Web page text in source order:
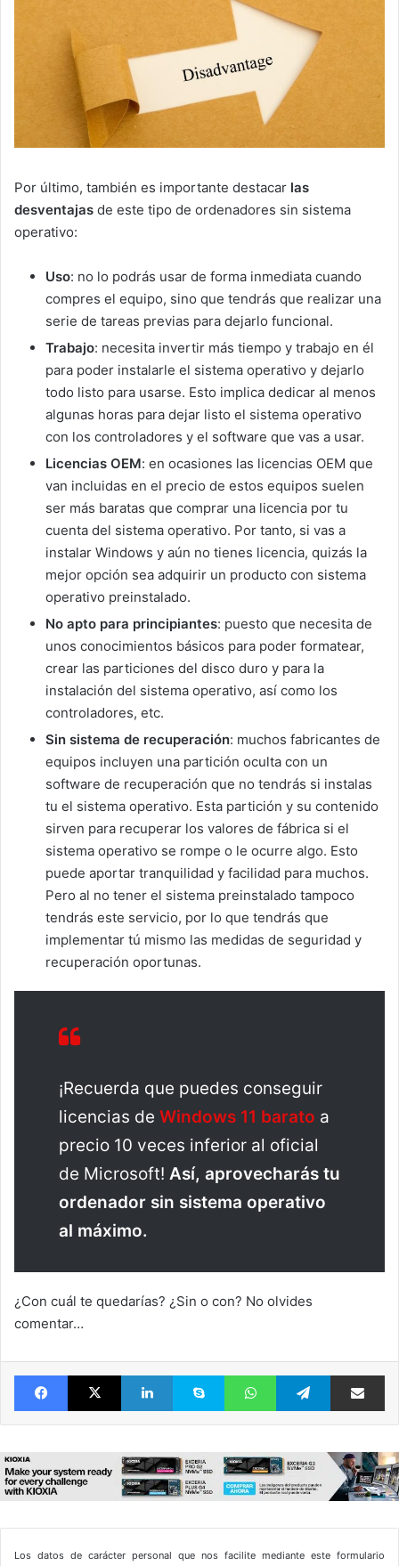
Por último, también es importante destacar las
desventajas de este tipo de ordenadores sin sistema
operativo:
Uso: no lo podrás usar de forma inmediata cuando
compres el equipo, sino que tendrás que realizar una
serie de tareas previas para dejarlo funcional.
Trabajo: necesita invertir más tiempo y trabajo en él
para poder instalarle el sistema operativo y dejarlo
todo listo para usarse. Esto implica dedicar al menos
algunas horas para dejar listo el sistema operativo
con los controladores y el software que vas a usar.
Licencias OEM: en ocasiones las licencias OEM que
van incluidas en el precio de estos equipos suelen
ser más baratas que comprar una licencia por tu
cuenta del sistema operativo. Por tanto, si vas a
instalar Windows y aún no tienes licencia, quizás la
mejor opción sea adquirir un producto con sistema
operativo preinstalado.
No apto para principiantes: puesto que necesita de
unos conocimientos básicos para poder formatear,
crear las particiones del disco duro y para la
instalación del sistema operativo, así como los
controladores, etc.
Sin sistema de recuperación: muchos fabricantes de
equipos incluyen una partición oculta con un
software de recuperación que no tendrás si instalas
tu el sistema operativo. Esta partición y su contenido
sirven para recuperar los valores de fábrica si el
sistema operativo se rompe o le ocurre algo. Esto
puede aportar tranquilidad y facilidad para muchos.
Pero al no tener el sistema preinstalado tampoco
tendrás este servicio, por lo que tendrás que
implementar tú mismo las medidas de seguridad y
recuperación oportunas.
¡Recuerda que puedes conseguir
licencias de Windows 11 barato a
precio 10 veces inferior al oficial
de Microsoft! Así, aprovecharás tu
ordenador sin sistema operativo
al máximo.
¿Con cuál te quedarías? ¿Sin o con? No olvides
comentar…
FacebookX LinkedIn Skype WhatsAppTelegram
Los datos de carácter personal que nos facilite mediante este formulario